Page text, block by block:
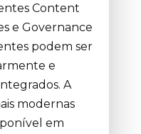
Content
e Governance
podem ser
e
A
modernas
em